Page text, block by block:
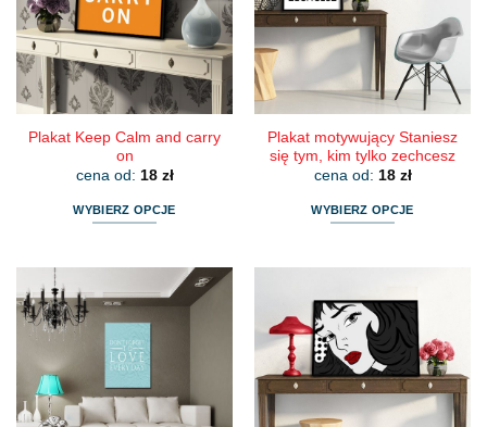
wybrać
na
stronie
produktu
wybrać
na
stronie
produktu
Plakat Keep Calm and carry
on
cena od: 18 zł
WYBIERZ OPCJE
wiele
wariantów.
Opcje
można
wybrać
na
Plakat motywujący Staniesz
się tym, kim tylko zechcesz
cena od: 18 zł
WYBIERZ OPCJE
wiele
wariantów.
Opcje
można
wybrać